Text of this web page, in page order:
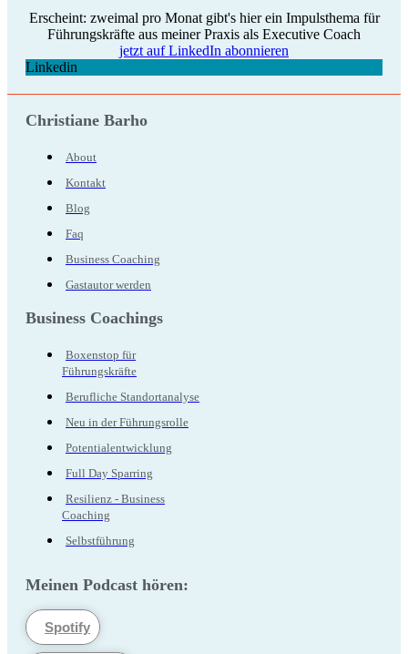
Erscheint: zweimal pro Monat gibt's hier ein Impulsthema für
Führungskräfte aus meiner Praxis als Executive Coach
jetzt auf LinkedIn abonnieren
Linkedin
Christiane Barho
About
Kontakt
Blog
Faq
Business Coaching
Gastautor werden
Business Coachings
Boxenstop für
Führungskräfte
Berufliche Standortanalyse
Neu in der Führungsrolle
Potentialentwicklung
Full Day Sparring
Resilienz - Business
Coaching
Selbstführung
Meinen Podcast hören:
Spotify